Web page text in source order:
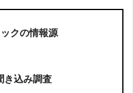
クの情報源
き込み調査